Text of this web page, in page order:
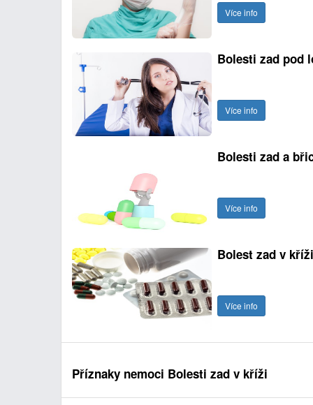
Více info
Bolesti zad pod
Více info
Bolesti zad a
Více info
Bolest zad v kříži
Více info
Příznaky nemoci Bolesti zad v kříži